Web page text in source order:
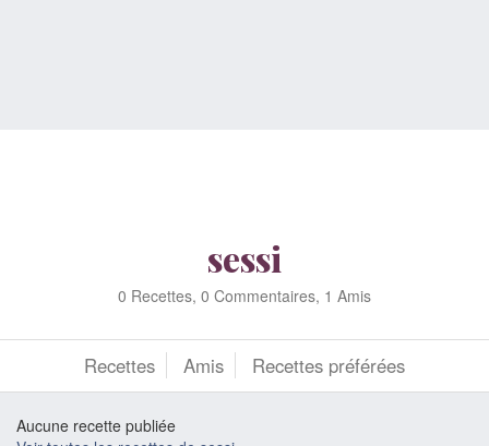
sessi
0 Recettes, 0 Commentaires, 1 Amis
Recettes Amis Recettes préférées
Aucune recette publiée